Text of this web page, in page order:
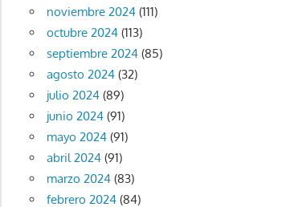
noviembre 2024(111)
octubre 2024(113)
septiembre 2024(85)
agosto 2024(32)
julio 2024(89)
junio 2024(91)
mayo 2024(91)
abril 2024(91)
marzo 2024(83)
febrero 2024(84)